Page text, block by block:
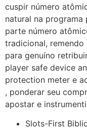
cuspir número
natural na
parte número
tradicional,
para genuíno
player safe device
protection meter e
, ponderar seu
apostar e
Slots-First